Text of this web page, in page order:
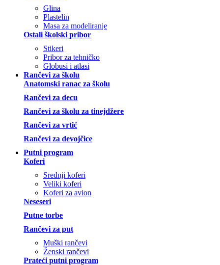
Glina
Plastelin
Masa za modeliranje
Ostali školski pribor
Stikeri
Pribor za tehničko
Globusi i atlasi
Rančevi za školu
Anatomski ranac za školu
Rančevi za decu
Rančevi za školu za tinejdžere
Rančevi za vrtić
Rančevi za devojčice
Putni program
Koferi
Srednji koferi
Veliki koferi
Koferi za avion
Neseseri
Putne torbe
Rančevi za put
Muški rančevi
Ženski rančevi
Prateći putni program